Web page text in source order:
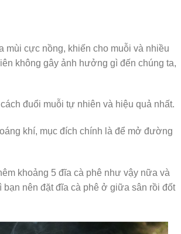
mùi cực nồng, khiến cho muỗi và nhiều
không gây ảnh hưởng gì đến chúng ta,
đuổi muỗi tự nhiên và hiệu quả nhất.
khí, mục đích chính là để mở đường
khoảng 5 đĩa cà phê như vậy nữa và
nên đặt đĩa cà phê ở giữa sân rồi đốt